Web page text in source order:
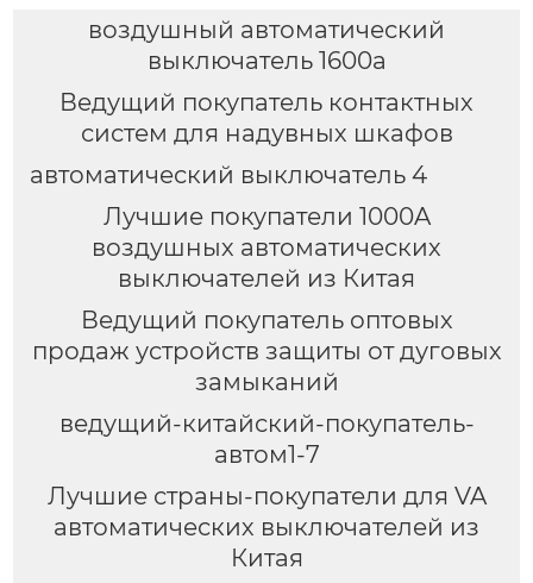
воздушный автоматический
выключатель 1600а
Ведущий покупатель контактных
систем для надувных шкафов
автоматический выключатель 4
Лучшие покупатели 1000A
воздушных автоматических
выключателей из Китая
Ведущий покупатель оптовых
продаж устройств защиты от дуговых
замыканий
ведущий-китайский-покупатель-
автом1-7
Лучшие страны-покупатели для VA
автоматических выключателей из
Китая